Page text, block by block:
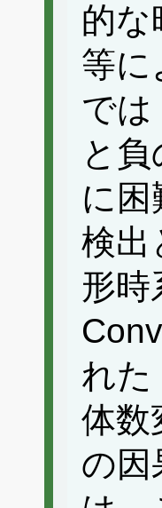
的な
等に
では
と
に困
検出
形時
れた
体数
の因